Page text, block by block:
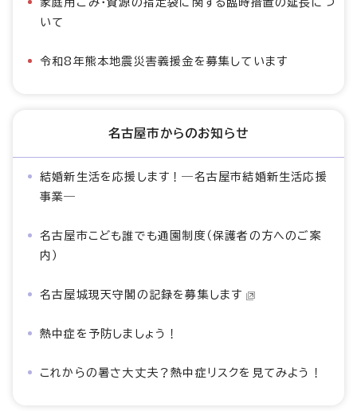
家庭用ごみ・資源の指定袋に関する臨時措置の延長につ
いて
令和8年熊本地震災害義援金を募集しています
名古屋市からのお知らせ
結婚新生活を応援します！―名古屋市結婚新生活応援
事業―
名古屋市こども誰でも通園制度（保護者の方へのご案
内）
名古屋城現天守閣の記録を募集します
熱中症を予防しましょう！
これからの暑さ大丈夫？熱中症リスクを見てみよう！